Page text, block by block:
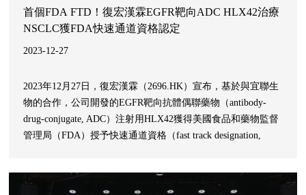
首個FDA FTD！復宏漢霖EGFR靶向ADC HLX42治療
NSCLC獲FDA快速通道資格認定
2023-12-27
2023年12月27日，復宏漢霖（2696.HK）宣布，基於與宜聯生
物的合作，公司開發的EGFR靶向抗體偶聯藥物（antibody-
drug-conjugate, ADC）注射用HLX42獲得美國食品和藥物監督
管理局（FDA）授予快速通道資格（fast track designation,
此前，HLX42用於治療晚期/轉移性實體瘤治療的臨床試驗申